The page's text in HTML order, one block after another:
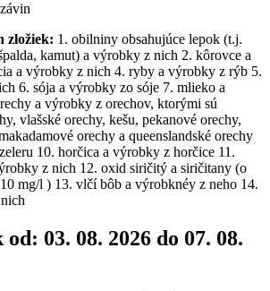
zložiek: 1. obilniny obsahujúce lepok (t.j.
kamut) a výrobky z nich 2. kôrovce a
a výrobky z nich 4. ryby a výrobky z rýb 5.
6. sója a výrobky zo sóje 7. mlieko a
a výrobky z orechov, ktorými sú
vlašské orechy, kešu, pekanové orechy,
orechy a queenslandské orechy
10. horčica a výrobky z horčice 11.
z nich 12. oxid siričitý a siričitany (o
mg/l ) 13. vlčí bôb a výrobknéy z neho 14.
03. 08. 2026 do 07. 08.